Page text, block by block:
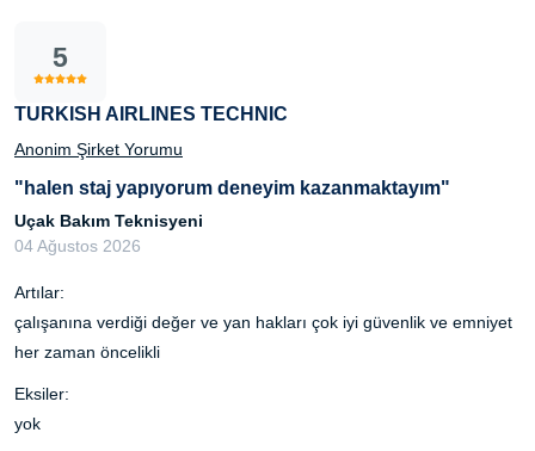
5
TURKISH AIRLINES TECHNIC
Anonim Şirket Yorumu
"halen staj yapıyorum deneyim kazanmaktayım"
Uçak Bakım Teknisyeni
04 Ağustos 2026
Artılar:
çalışanına verdiği değer ve yan hakları çok iyi güvenlik ve emniyet
her zaman öncelikli
Eksiler:
yok